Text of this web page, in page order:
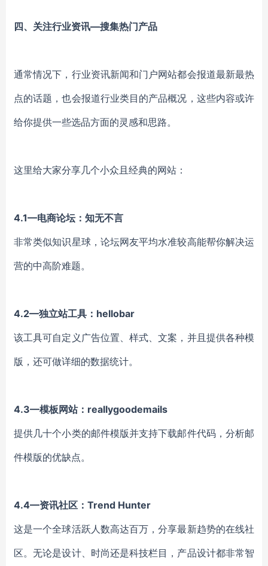
四、关注行业资讯—搜集热门产品
通常情况下，行业资讯新闻和门户网站都会报道最新最热
点的话题，也会报道行业类目的产品概况，这些内容或许
给你提供一些选品方面的灵感和思路。
这里给大家分享几个小众且经典的网站：
4.1—电商论坛：知无不言
非常类似知识星球，论坛网友平均水准较高能帮你解决运
营的中高阶难题。
4.2—独立站工具：hellobar
该工具可自定义广告位置、样式、文案，并且提供各种模
版，还可做详细的数据统计。
4.3—模板网站：reallygoodemails
提供几十个小类的邮件模版并支持下载邮件代码，分析邮
件模版的优缺点。
4.4—资讯社区：Trend Hunter
这是一个全球活跃人数高达百万，分享最新趋势的在线社
区。无论是设计、时尚还是科技栏目，产品设计都非常智